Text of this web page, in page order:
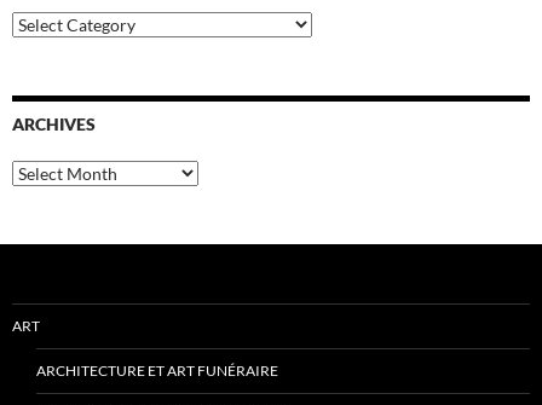
Categories
ARCHIVES
Archives
ART
ARCHITECTURE ET ART FUNÉRAIRE